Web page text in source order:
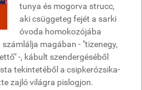
tunya és mogorva strucc,
aki csüggeteg fejét a sarki
óvoda homokozójába
magában - "tizenegy,
-, kábult szendergéséből
tekintetéből a csipkerózsika-
zajló világra pislogjon.